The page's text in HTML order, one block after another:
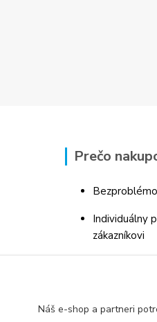
Prečo
Individuálny
zákazníkovi
poradenstvo
Náš e-shop a partneri